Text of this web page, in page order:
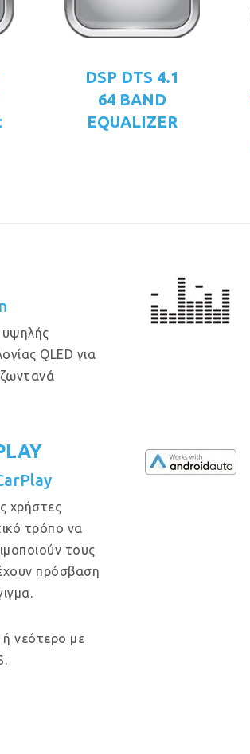
DSP DTS 4.1
64 BAND
EQUALIZER
υψηλής
QLED για
χρήστες
τρόπο να
τους
πρόσβαση
ή νεότερο με